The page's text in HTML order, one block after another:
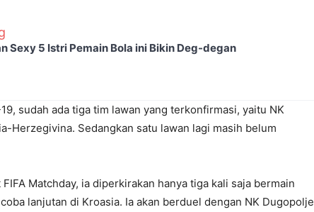
Sexy 5 Istri Pemain Bola ini Bikin Deg-degan
sudah ada tiga tim lawan yang terkonfirmasi, yaitu NK
Herzegivina. Sedangkan satu lawan lagi masih belum
Matchday, ia diperkirakan hanya tiga kali saja bermain
lanjutan di Kroasia. Ia akan berduel dengan NK Dugopolje